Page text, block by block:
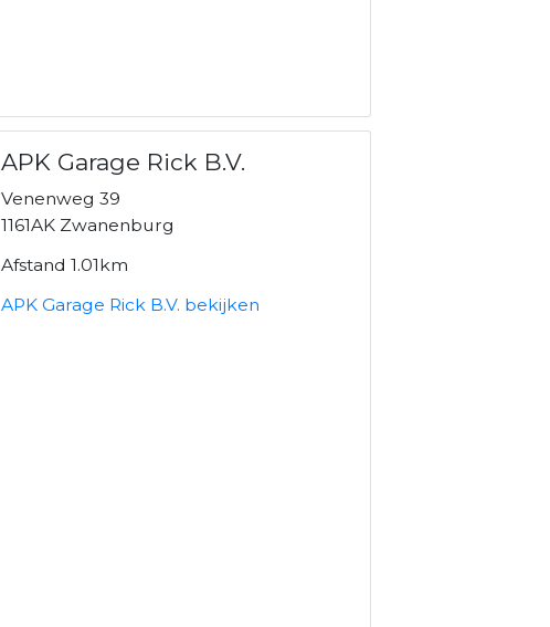
APK Garage Rick B.V.
Venenweg 39
1161AK Zwanenburg
Afstand 1.01km
APK Garage Rick B.V. bekijken